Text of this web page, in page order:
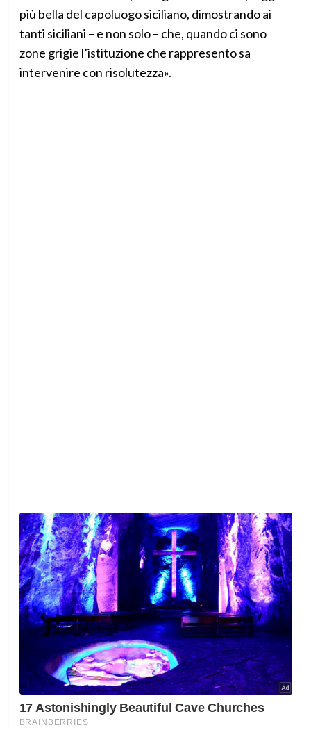
più bella del capoluogo siciliano, dimostrando ai
tanti siciliani – e non solo – che, quando ci sono
zone grigie l’istituzione che rappresento sa
intervenire con risolutezza».